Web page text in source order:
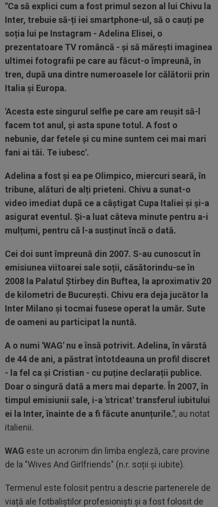
"Ca să explici cum a fost primul sezon al lui Chivu la
Inter, trebuie să-ți iei smartphone-ul, să o cauți pe
soția lui pe Instagram - Adelina Elisei, o
prezentatoare TV româncă - și să mărești imaginea
ultimei fotografii pe care au făcut-o împreună, în
tren, după una dintre numeroasele lor călătorii prin
Italia și Europa.
'Acesta este singurul selfie pe care am reușit să-l
facem tot anul, și asta spune totul. A fost o
nebunie, dar fetele și cu mine suntem cei mai mari
fani ai tăi. Te iubesc'.
Adelina a fost și ea pe Olimpico, miercuri seară, în
tribune, alături de alți prieteni. Chivu a sunat-o
video imediat după ce a câștigat Cupa Italiei și și-a
asigurat eventul. Și-a luat câteva minute pentru a-i
mulțumi, pentru că l-a susținut încă o dată.
Cei doi sunt împreună din 2007. S-au cunoscut în
emisiunea viitoarei sale soții, căsătorindu-se în
2008 la Palatul Știrbey din Buftea, la aproximativ 20
de kilometri de București. Chivu era deja jucător la
Inter Milano și tocmai fusese operat la umăr. Sute
de oameni au participat la nuntă.
A o numi 'WAG' nu e însă potrivit. Adelina, în vârstă
de 44 de ani, a păstrat întotdeauna un profil discret
- la fel ca și Cristian - cu puține declarații publice.
Doar o singură dată a mers mai departe. În 2007, în
timpul emisiunii sale, i-a 'stricat' transferul iubitului
ei la Inter, înainte de a fi făcute anunțurile.", au notat
italienii.
WAG este un acronim din limba engleză, care provine
de la "Wives And Girlfriends" (n.r. soții și iubite).
Termenul este folosit pentru a descrie partenerele de
viață ale fotbaliștilor profesioniști și a fost folosit de